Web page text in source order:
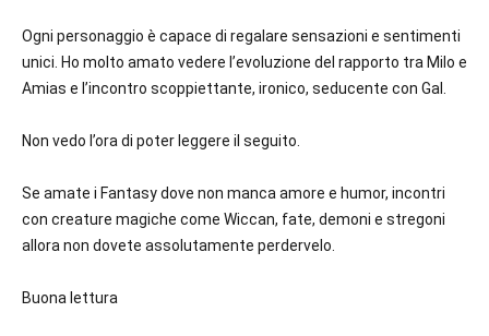
Ogni personaggio è capace di regalare sensazioni e sentimenti
unici. Ho molto amato vedere l’evoluzione del rapporto tra Milo e
Amias e l’incontro scoppiettante, ironico, seducente con Gal.
Non vedo l’ora di poter leggere il seguito.
Se amate i Fantasy dove non manca amore e humor, incontri
con creature magiche come Wiccan, fate, demoni e stregoni
allora non dovete assolutamente perdervelo.
Buona lettura